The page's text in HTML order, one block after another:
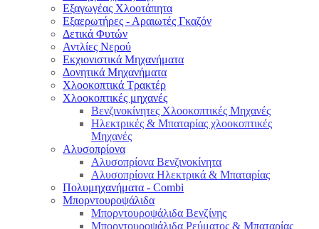
Εξαγωγέας Χλοοτάπητα
Εξαερωτήρες - Αραιωτές Γκαζόν
Δετικά Φυτών
Αντλίες Νερού
Εκχιονιστικά Μηχανήματα
Δονητικά Μηχανήματα
Χλοοκοπτικά Τρακτέρ
Χλοοκοπτικές μηχανές
Βενζινοκίνητες Χλοοκοπτικές Μηχανές
Ηλεκτρικές & Μπαταρίας χλοοκοπτικές
Μηχανές
Αλυσοπρίονα
Αλυσοπρίονα Βενζινοκίνητα
Αλυσοπρίονα Ηλεκτρικά & Μπαταρίας
Πολυμηχανήματα - Combi
Μπορντουροψάλιδα
Μπορντουροψάλιδα Βενζίνης
Μπορντουροψάλιδα Ρεύματος & Μπαταρίας